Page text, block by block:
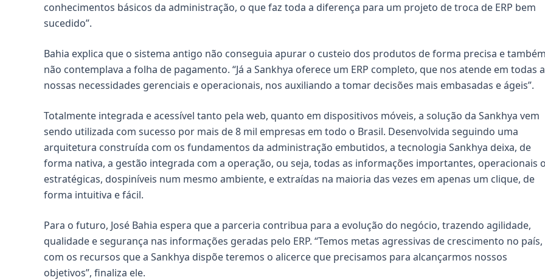
conhecimentos básicos da administração, o que faz toda a diferença para um projeto de troca de ERP bem
sucedido”.
Bahia explica que o sistema antigo não conseguia apurar o custeio dos produtos de forma precisa e
não contemplava a folha de pagamento. “Já a Sankhya oferece um ERP completo, que nos atende em todas
nossas necessidades gerenciais e operacionais, nos auxiliando a tomar decisões mais embasadas e ágeis”.
Totalmente integrada e acessível tanto pela web, quanto em dispositivos móveis, a solução da Sankhya vem
sendo utilizada com sucesso por mais de 8 mil empresas em todo o Brasil. Desenvolvida seguindo uma
arquitetura construída com os fundamentos da administração embutidos, a tecnologia Sankhya deixa, de
forma nativa, a gestão integrada com a operação, ou seja, todas as informações importantes, operacionais
estratégicas, dospiníveis num mesmo ambiente, e extraídas na maioria das vezes em apenas um clique, de
forma intuitiva e fácil.
Para o futuro, José Bahia espera que a parceria contribua para a evolução do negócio, trazendo agilidade,
qualidade e segurança nas informações geradas pelo ERP. “Temos metas agressivas de crescimento no país,
com os recursos que a Sankhya dispõe teremos o alicerce que precisamos para alcançarmos nossos
objetivos”, finaliza ele.